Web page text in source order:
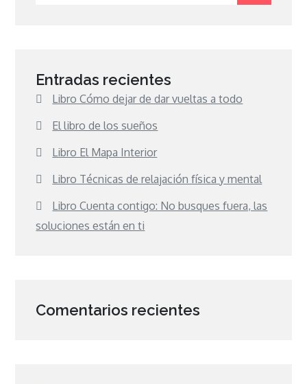
Entradas recientes
Libro Cómo dejar de dar vueltas a todo
El libro de los sueños
Libro El Mapa Interior
Libro Técnicas de relajación física y mental
Libro Cuenta contigo: No busques fuera, las
soluciones están en ti
Comentarios recientes